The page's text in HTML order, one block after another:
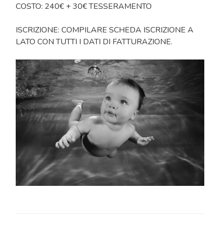
COSTO: 240€ + 30€ TESSERAMENTO
ISCRIZIONE: COMPILARE SCHEDA ISCRIZIONE A
LATO CON TUTTI I DATI DI FATTURAZIONE.